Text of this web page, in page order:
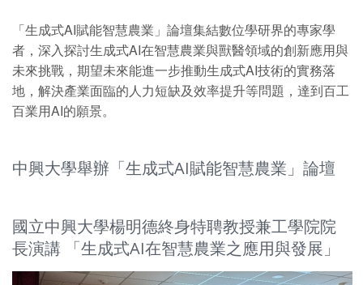
「生成式AI賦能智慧農業」論壇集結數位學研界的專家學
者，深入探討生成式AI在智慧農業與獸醫領域的創新應用與
未來挑戰，期望未來能進一步推動生成式AI技術的實務落
地，解決產業面臨的人力短缺及效率提升等問題，達到百工
百業用AI的願景。
中興大學舉辦「生成式AI賦能智慧農業」論壇
國立中興大學楊明德終身特聘教授兼工學院院
長演講 「生成式AI在智慧農業之應用與發展」